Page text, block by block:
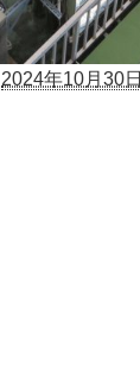
2024年10月30日